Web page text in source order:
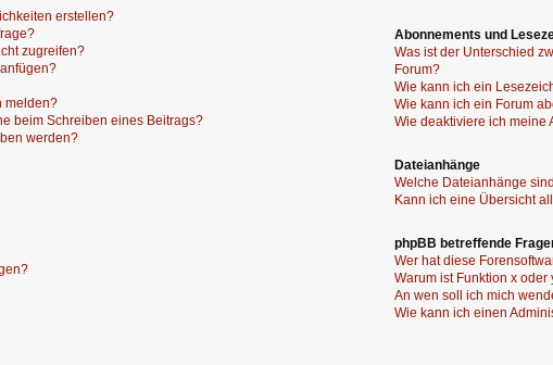
erstellen?
zugreifen?
melden?
beim Schreiben eines Beitrags?
werden?
Abonnements und
Was ist der Unterschied
Forum?
Wie kann ich ein
Wie kann ich ein Forum
Wie deaktiviere ich meine
Dateianhänge
Welche Dateianhänge
Kann ich eine Übersicht
phpBB betreffende
Wer hat diese
Warum ist Funktion x oder
An wen soll ich mich
Wie kann ich einen